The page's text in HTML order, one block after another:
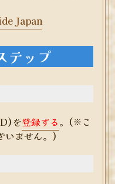
Japan
テップ
を登録する。(※こ
いません。)